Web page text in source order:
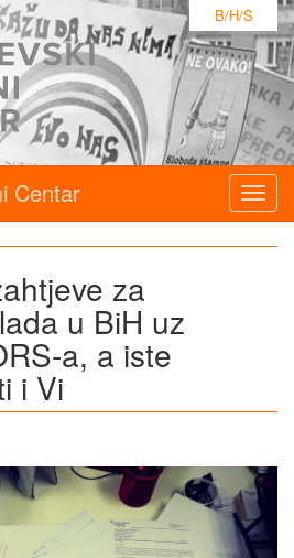
B/H/S
Centar
za
u BiH uz
a, a iste
i Vi